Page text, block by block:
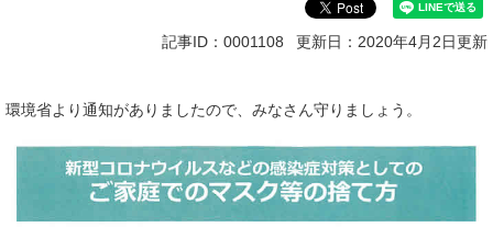
記事ID：0001108 更新日：2020年4月2日更新
環境省より通知がありましたので、みなさん守りましょう。